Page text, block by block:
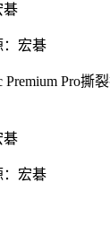
：宏碁
Pro
：宏碁